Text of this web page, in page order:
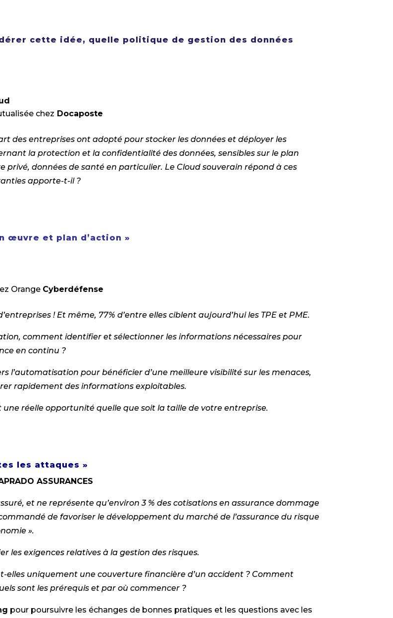
cette idée, quelle politique de gestion des données
chez Docaposte
des entreprises ont adopté pour stocker les données et déployer les
la protection et la confidentialité des données, sensibles sur le plan
privé, données de santé en particulier. Le Cloud souverain répond à ces
apporte-t-il ?
œuvre et plan d’action »
Orange Cyberdéfense
! Et même, 77% d’entre elles ciblent aujourd’hui les TPE et PME.
comment identifier et sélectionner les informations nécessaires pour
en continu ?
l’automatisation pour bénéficier d’une meilleure visibilité sur les menaces,
rapidement des informations exploitables.
réelle opportunité quelle que soit la taille de votre entreprise.
les attaques »
ASSURANCES
et ne représente qu’environ 3 % des cotisations en assurance dommage
de favoriser le développement du marché de l’assurance du risque
».
les exigences relatives à la gestion des risques.
elles uniquement une couverture financière d’un accident ? Comment
sont les prérequis et par où commencer ?
pour poursuivre les échanges de bonnes pratiques et les questions avec les